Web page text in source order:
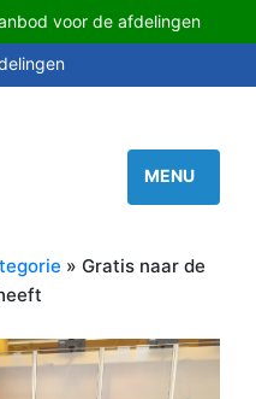
voor de afdelingen
» Gratis naar de